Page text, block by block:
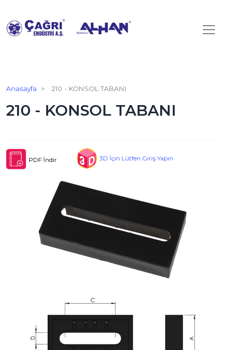
Anasayfa 210 - KONSOL TABANI
210 - KONSOL TABANI
PDF İndir 3D İçin Lütfen Giriş Yapın